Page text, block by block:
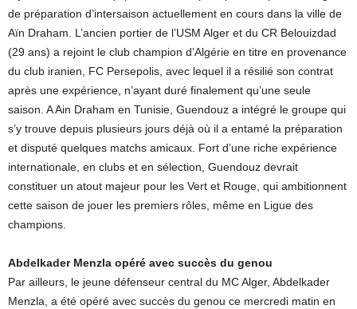
de préparation d’intersaison actuellement en cours dans la ville de
Aïn Draham. L’ancien portier de l’USM Alger et du CR Belouizdad
(29 ans) a rejoint le club champion d’Algérie en titre en provenance
du club iranien, FC Persepolis, avec lequel il a résilié son contrat
après une expérience, n’ayant duré finalement qu’une seule
saison. A Ain Draham en Tunisie, Guendouz a intégré le groupe qui
s’y trouve depuis plusieurs jours déjà où il a entamé la préparation
et disputé quelques matchs amicaux. Fort d’une riche expérience
internationale, en clubs et en sélection, Guendouz devrait
constituer un atout majeur pour les Vert et Rouge, qui ambitionnent
cette saison de jouer les premiers rôles, même en Ligue des
champions.
Abdelkader Menzla opéré avec succès du genou
Par ailleurs, le jeune défenseur central du MC Alger, Abdelkader
Menzla, a été opéré avec succès du genou ce mercredi matin en